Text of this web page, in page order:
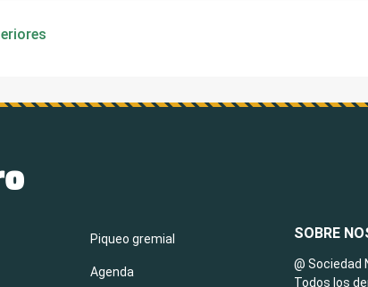
Piqueo gremial
Agenda
SOBRE
@ Sociedad
Todos los